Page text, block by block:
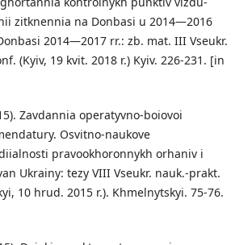
zitknennia na Donbasi u 2014—2016
2014—2017 rr.: zb. mat. III Vseukr.
(Kyiv, 19 kvit. 2018 r.) Kyiv. 226-231. [in
Zavdannia operatyvno-boiovoi
Osvitno-naukove
pravookhoronnykh orhaniv i
Ukrainy: tezy VIII Vseukr. nauk.-prakt.
10 hrud. 2015 r.). Khmelnytskyi. 75-76.